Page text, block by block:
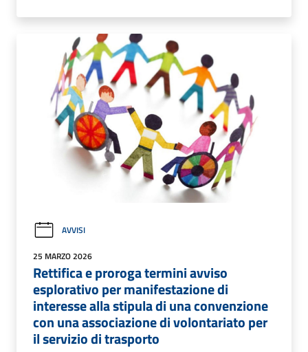
AVVISI
25 MARZO 2026
Rettifica e proroga termini avviso
esplorativo per manifestazione di
interesse alla stipula di una convenzione
con una associazione di volontariato per
il servizio di trasporto